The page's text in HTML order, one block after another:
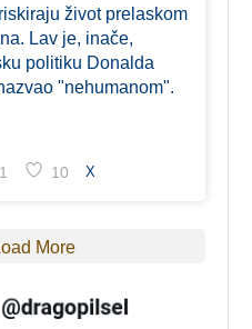
život prelaskom
Lav je, inače,
politiku Donalda
"nehumanom".
1 10 X
More